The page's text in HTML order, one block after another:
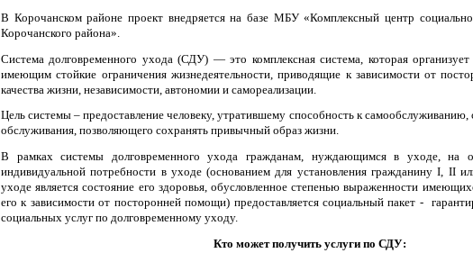
В Корочанском районе проект внедряется на базе МБУ «Комплексный центр
Корочанского района».
Система долговременного ухода (СДУ) — это комплексная система, которая организует
имеющим стойкие ограничения жизнедеятельности, приводящие к зависимости от
качества жизни, независимости, автономии и самореализации.
Цель системы – предоставление человеку, утратившему способность к самообслуживанию,
обслуживания, позволяющего сохранять привычный образ жизни.
В рамках системы долговременного ухода гражданам, нуждающимся в уходе, на
индивидуальной потребности в уходе (основанием для установления гражданину I, II
уходе является состояние его здоровья, обусловленное степенью выраженности
его к зависимости от посторонней помощи) предоставляется социальный пакет -
социальных услуг по долговременному уходу.
Кто может получить услуги по СДУ: